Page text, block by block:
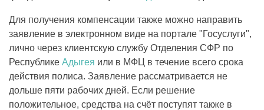
Для получения компенсации также можно направить
заявление в электронном виде на портале "Госуслуги",
лично через клиентскую службу Отделения СФР по
Республике Адыгея или в МФЦ в течение всего срока
действия полиса. Заявление рассматривается не
дольше пяти рабочих дней. Если решение
положительное, средства на счёт поступят также в